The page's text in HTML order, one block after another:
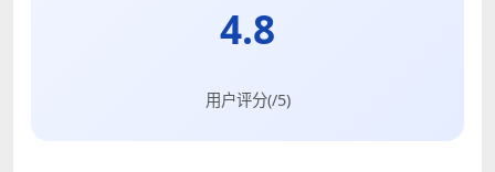
4.8
用户评分(/5)